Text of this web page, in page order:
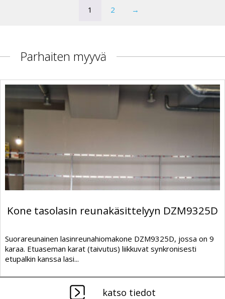
1 2 →
Parhaiten myyvä
Kone tasolasin reunakäsittelyyn DZM9325D
Suorareunainen lasinreunahiomakone DZM9325D, jossa on 9
karaa. Etuaseman karat (taivutus) liikkuvat synkronisesti
etupalkin kanssa lasi...
katso tiedot